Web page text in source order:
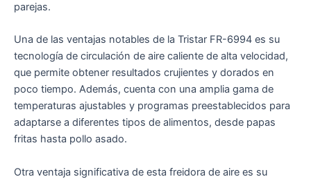
parejas.
Una de las ventajas notables de la Tristar FR-6994 es su
tecnología de circulación de aire caliente de alta velocidad,
que permite obtener resultados crujientes y dorados en
poco tiempo. Además, cuenta con una amplia gama de
temperaturas ajustables y programas preestablecidos para
adaptarse a diferentes tipos de alimentos, desde papas
fritas hasta pollo asado.
Otra ventaja significativa de esta freidora de aire es su